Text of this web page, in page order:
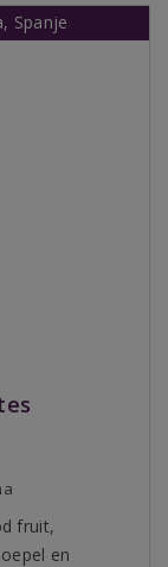
Spanje
fruit,
en